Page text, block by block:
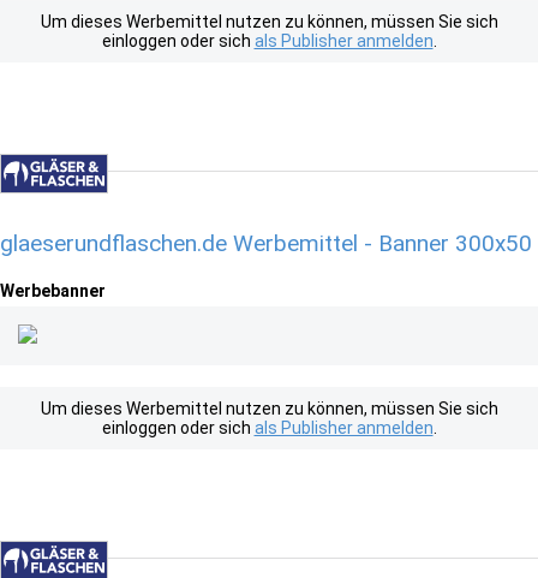
Um dieses Werbemittel nutzen zu können, müssen Sie sich
einloggen oder sich als Publisher anmelden
glaeserundflaschen.de Werbemittel - Banner 300x50
Werbebanner
Um dieses Werbemittel nutzen zu können, müssen Sie sich
einloggen oder sich als Publisher anmelden